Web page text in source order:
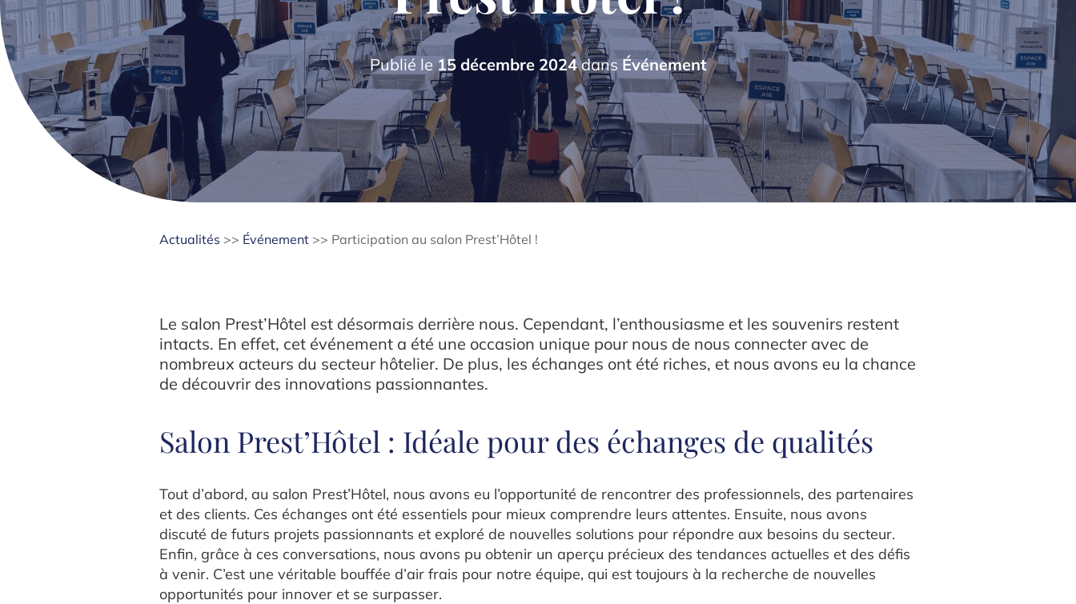
Publié le15 décembre 2024dansÉvénement
Actualités >> Événement >> Participation au salon Prest’Hôtel !
Le salon Prest’Hôtel est désormais derrière nous. Cependant, l’enthousiasme et les souvenirs restent
intacts. En effet, cet événement a été une occasion unique pour nous de nous connecter avec de
nombreux acteurs du secteur hôtelier. De plus, les échanges ont été riches, et nous avons eu la chance
de découvrir des innovations passionnantes.
Salon Prest’Hôtel : Idéale pour des échanges de qualités
Tout d’abord, au salon Prest’Hôtel, nous avons eu l’opportunité de rencontrer des professionnels, des partenaires
et des clients. Ces échanges ont été essentiels pour mieux comprendre leurs attentes. Ensuite, nous avons
discuté de futurs projets passionnants et exploré de nouvelles solutions pour répondre aux besoins du secteur.
Enfin, grâce à ces conversations, nous avons pu obtenir un aperçu précieux des tendances actuelles et des défis
à venir. C’est une véritable bouffée d’air frais pour notre équipe, qui est toujours à la recherche de nouvelles
opportunités pour innover et se surpasser.